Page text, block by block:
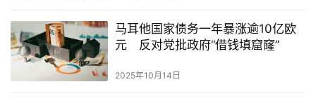
留
学
教
马耳他国家债务一年暴涨逾10亿欧
元 反对党批政府“借钱填窟窿”
2025年10月14日